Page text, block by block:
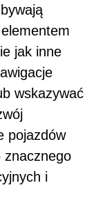
jak inne
wskazywać
pojazdów
znacznego
i